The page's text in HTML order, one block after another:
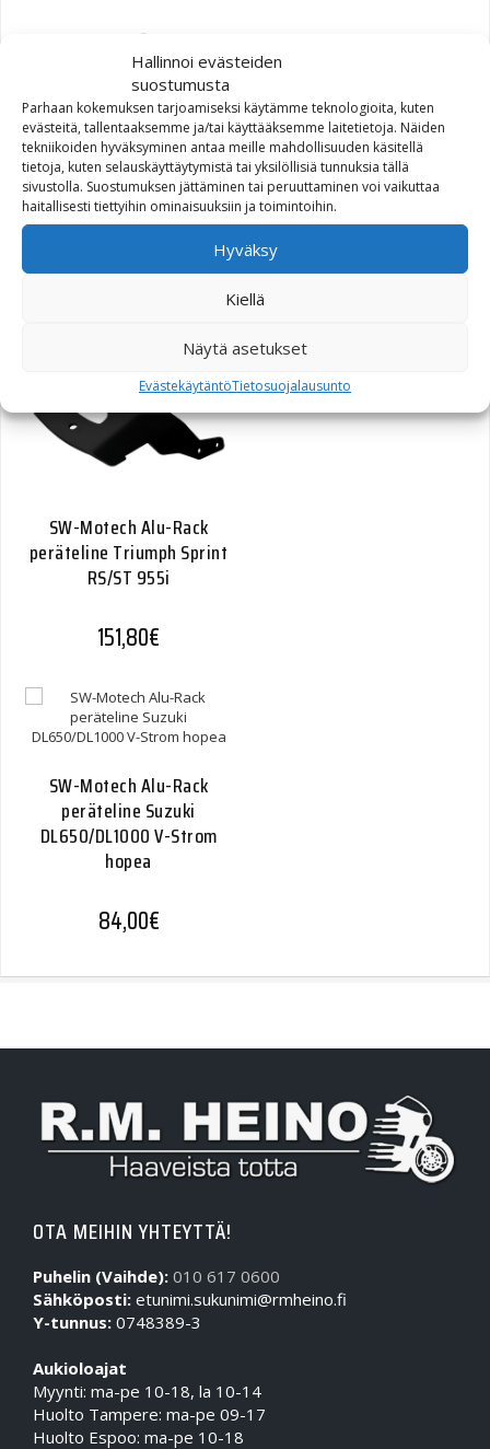
Hallinnoi evästeiden
suostumusta
Parhaan kokemuksen tarjoamiseksi käytämme teknologioita, kuten
evästeitä, tallentaaksemme ja/tai käyttääksemme laitetietoja. Näiden
tekniikoiden hyväksyminen antaa meille mahdollisuuden käsitellä
tietoja, kuten selauskäyttäytymistä tai yksilöllisiä tunnuksia tällä
sivustolla. Suostumuksen jättäminen tai peruuttaminen voi vaikuttaa
haitallisesti tiettyihin ominaisuuksiin ja toimintoihin.
Hyväksy
Kiellä
Näytä asetukset
EvästekäytäntöTietosuojalausunto
SW-Motech Alu-Rack
peräteline KTM LC8 950
Adventure 03-05 musta
SW-Motech Alu-Rack
peräteline Triumph Sprint
RS/ST 955i
151,80€
SW-Motech Alu-Rack
peräteline Suzuki
DL650/DL1000 V-Strom
hopea
84,00€
OTA MEIHIN YHTEYTTÄ!
Puhelin (Vaihde): 010 617 0600
Sähköposti: etunimi.sukunimi@rmheino.fi
Y-tunnus: 0748389-3
Aukioloajat
Myynti: ma-pe 10-18, la 10-14
Huolto Tampere: ma-pe 09-17
Huolto Espoo: ma-pe 10-18